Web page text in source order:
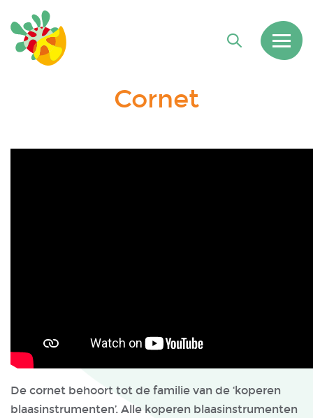
Cornet
De cornet behoort tot de familie van de ‘koperen
blaasinstrumenten’. Alle koperen blaasinstrumenten